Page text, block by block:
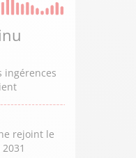
ingérences
rejoint le